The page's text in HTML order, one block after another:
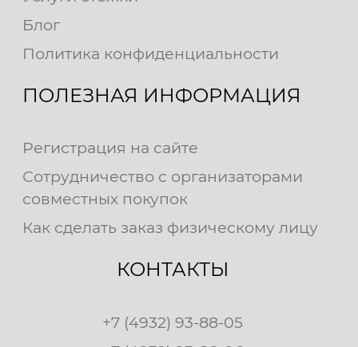
Блог
Политика конфиденциальности
ПОЛЕЗНАЯ ИНФОРМАЦИЯ
Регистрация на сайте
Сотрудничество с организаторами
совместных покупок
Как сделать заказ физическому лицу
КОНТАКТЫ
+7 (4932) 93-88-05